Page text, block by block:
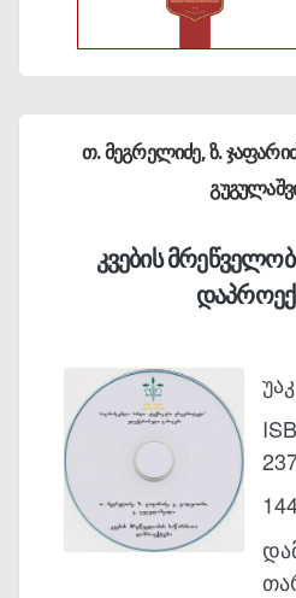
თ. მეგრელიძე, ზ.
კვების